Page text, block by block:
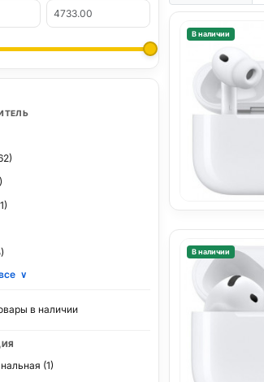
∨
в наличии
(1)
В наличии
В наличии